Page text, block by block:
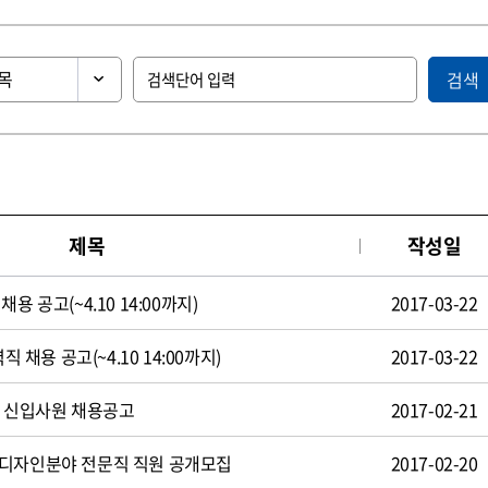
검색
제목 작성일
용 공고(~4.10 14:00까지) 2017-03-22
채용 공고(~4.10 14:00까지) 2017-03-22
입사원 채용공고 2017-02-21
자인분야 전문직 직원 공개모집 2017-02-20